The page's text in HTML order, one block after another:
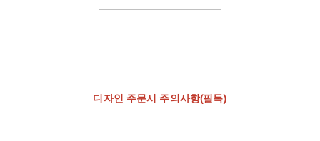
디자인 주문시 주의사항(필독)